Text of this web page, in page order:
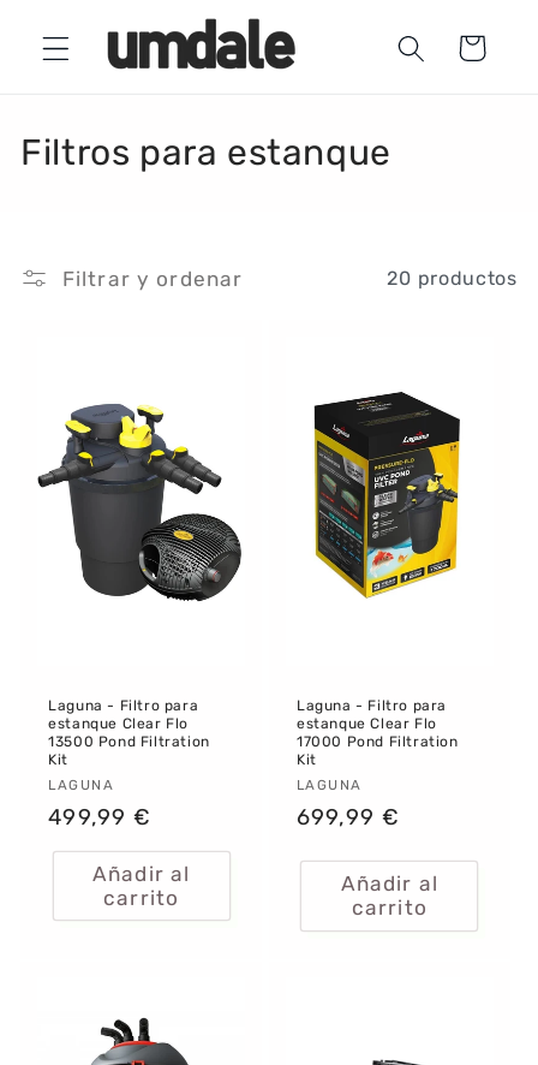
directamente
al contenido
Carrito
C
e
ó
Filtros para estanque
Filtrar y ordenar 20 productos
Laguna - Filtro para
estanque Clear Flo
13500 Pond Filtration
Kit
Proveedor:
LAGUNA
Precio
habitual
499,99 €
Añadir al
carrito
Laguna - Filtro para
estanque Clear Flo
17000 Pond Filtration
Kit
Proveedor:
LAGUNA
Precio
699,99 €
Añadir al
carrito